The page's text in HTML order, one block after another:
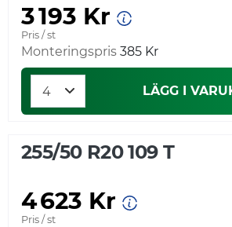
3 193 Kr
Pris / st
Monteringspris 385 Kr
LÄGG I
255/50 R20 109 T
4 623 Kr
Pris / st